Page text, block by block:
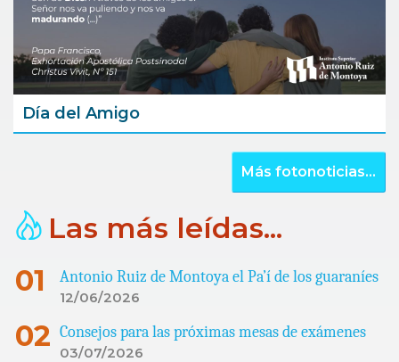
Día del Amigo
Más fotonoticias...
Las más leídas...
Antonio Ruiz de Montoya el Pa’í de los guaraníes
12/06/2026
Consejos para las próximas mesas de exámenes
03/07/2026